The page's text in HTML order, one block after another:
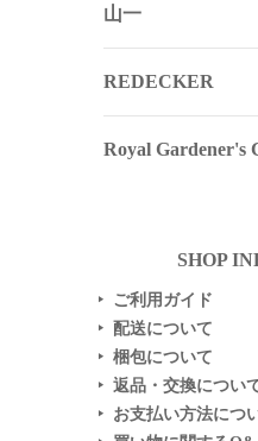
山一
REDECKER
Royal Gardener's
SHOP
▶ ご利用ガイド
▶ 配送について
▶ 梱包について
▶ 返品・交換につい
▶ お支払い方法につ